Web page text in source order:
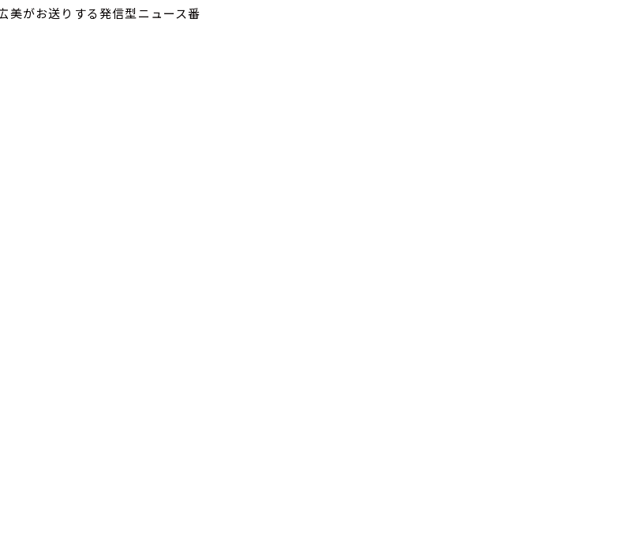
美がお送りする発信型ニュース番